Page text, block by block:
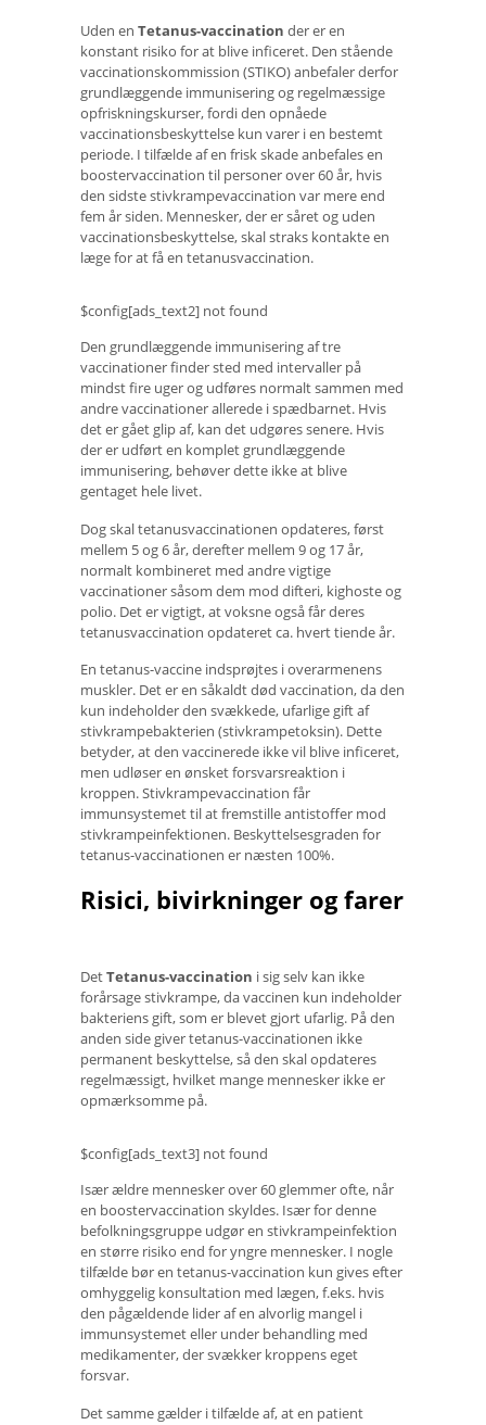
Uden en Tetanus-vaccination der er en
konstant risiko for at blive inficeret. Den stående
vaccinationskommission (STIKO) anbefaler derfor
grundlæggende immunisering og regelmæssige
opfriskningskurser, fordi den opnåede
vaccinationsbeskyttelse kun varer i en bestemt
periode. I tilfælde af en frisk skade anbefales en
boostervaccination til personer over 60 år, hvis
den sidste stivkrampevaccination var mere end
fem år siden. Mennesker, der er såret og uden
vaccinationsbeskyttelse, skal straks kontakte en
læge for at få en tetanusvaccination.
$config[ads_text2] not found
Den grundlæggende immunisering af tre
vaccinationer finder sted med intervaller på
mindst fire uger og udføres normalt sammen med
andre vaccinationer allerede i spædbarnet. Hvis
det er gået glip af, kan det udgøres senere. Hvis
der er udført en komplet grundlæggende
immunisering, behøver dette ikke at blive
gentaget hele livet.
Dog skal tetanusvaccinationen opdateres, først
mellem 5 og 6 år, derefter mellem 9 og 17 år,
normalt kombineret med andre vigtige
vaccinationer såsom dem mod difteri, kighoste og
polio. Det er vigtigt, at voksne også får deres
tetanusvaccination opdateret ca. hvert tiende år.
En tetanus-vaccine indsprøjtes i overarmenens
muskler. Det er en såkaldt død vaccination, da den
kun indeholder den svækkede, ufarlige gift af
stivkrampebakterien (stivkrampetoksin). Dette
betyder, at den vaccinerede ikke vil blive inficeret,
men udløser en ønsket forsvarsreaktion i
kroppen. Stivkrampevaccination får
immunsystemet til at fremstille antistoffer mod
stivkrampeinfektionen. Beskyttelsesgraden for
tetanus-vaccinationen er næsten 100%.
Risici, bivirkninger og farer
DetTetanus-vaccination i sig selv kan ikke
forårsage stivkrampe, da vaccinen kun indeholder
bakteriens gift, som er blevet gjort ufarlig. På den
anden side giver tetanus-vaccinationen ikke
permanent beskyttelse, så den skal opdateres
regelmæssigt, hvilket mange mennesker ikke er
opmærksomme på.
$config[ads_text3] not found
Især ældre mennesker over 60 glemmer ofte, når
en boostervaccination skyldes. Især for denne
befolkningsgruppe udgør en stivkrampeinfektion
en større risiko end for yngre mennesker. I nogle
tilfælde bør en tetanus-vaccination kun gives efter
omhyggelig konsultation med lægen, f.eks. hvis
den pågældende lider af en alvorlig mangel i
immunsystemet eller under behandling med
medikamenter, der svækker kroppens eget
forsvar.
Det samme gælder i tilfælde af, at en patient